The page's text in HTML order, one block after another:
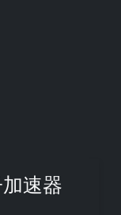
速器